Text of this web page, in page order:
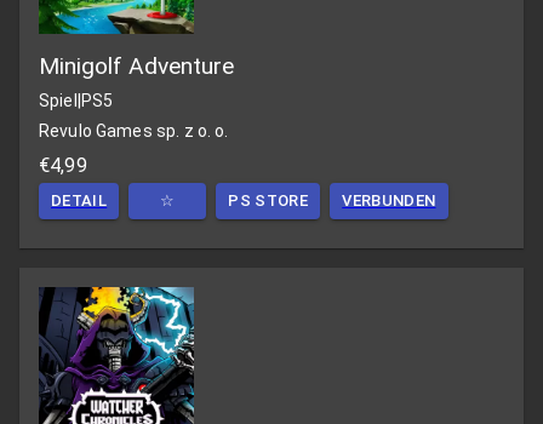
Minigolf Adventure
Spiel
PS5
Revulo Games sp. z o. o.
€4,99
DETAIL ☆ PS STORE VERBUNDEN